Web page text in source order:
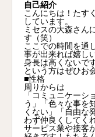
自己紹介
こんにちは！たす
しています。
ミセスの大森さん
す（笑）
ここでの時間を通
事が出来れば嬉し
身長は高くないで
という方はぜひお
■性格
周りからは
「コミュニケーシ
う」「色々な事を
くない」「自由な
わず仲良くしてく
サービス業や接客